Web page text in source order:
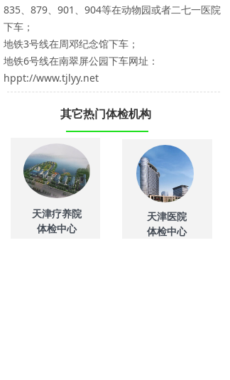
835、879、901、904等在动物园或者二七一医院
下车；
地铁3号线在周邓纪念馆下车；
地铁6号线在南翠屏公园下车网址：
hppt://www.tjlyy.net
其它热门体检机构
天津疗养院
体检中心
天津医院
体检中心